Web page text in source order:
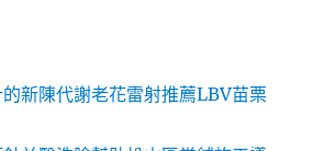
新陳代謝老花雷射推薦LBV苗栗